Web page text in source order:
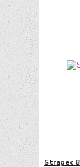
Strapec